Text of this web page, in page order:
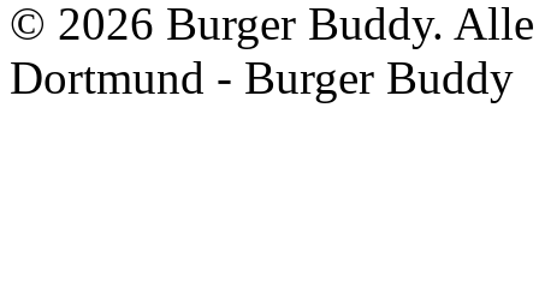
© 2026 Burger Buddy.
Dortmund - Burger Buddy